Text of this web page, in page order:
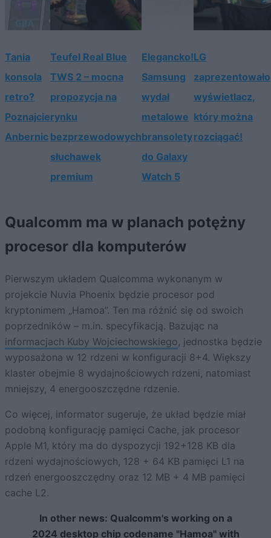
Tania
konsola
retro?
Poznajcie
Anbernic
Teufel Real Blue
TWS 2 – mocna
propozycja na
rynku
bezprzewodowych
słuchawek
premium
Elegancko!
Samsung
wydał
metalowe
bransolety
do Galaxy
Watch 5
LG
zaprezentowało
wyświetlacz,
który można
rozciągać!
Qualcomm ma w planach potężny
procesor dla komputerów
Pierwszym układem Qualcomma wykonanym w
projekcie Nuvia Phoenix będzie procesor pod
kryptonimem „Hamoa”. Ten ma różnić się od swoich
poprzedników – m.in. specyfikacją. Bazując na
informacjach Kuby Wojciechowskiego, jednostka będzie
wyposażona w 12 rdzeni w konfiguracji 8+4. Większy
klaster obejmie 8 wydajnościowych rdzeni, natomiast
mniejszy, 4 energooszczędne rdzenie.
Co więcej, informator sugeruje, że układ będzie miał
podobną konfigurację pamięci Cache, jak procesor
Apple M1, który ma do dyspozycji 192+128 KB dla
rdzeni wydajnościowych, 128 + 64 KB pamięci L1 na
rdzeń energooszczędny oraz 12 MB + 4 MB pamięci
cache L2.
In other news: Qualcomm's working on a
2024 desktop chip codename "Hamoa" with